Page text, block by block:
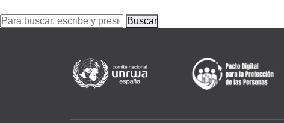
Buscar